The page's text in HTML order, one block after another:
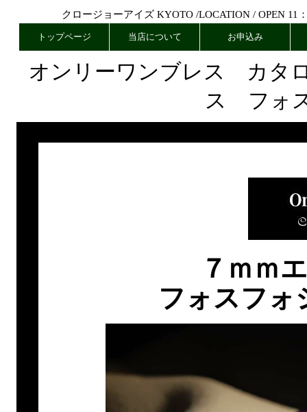
クロージョーアイズ KYOTO /LOCATION/ OPEN 11
トップページ 当店について お申込み
オンリーワンブレス カタ
ス フォ
７ｍｍ
フォスフ